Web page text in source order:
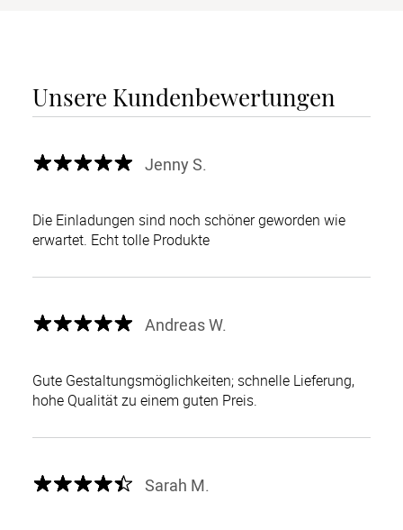
Unsere Kundenbewertungen
Jenny S.
Die Einladungen sind noch schöner geworden wie
erwartet. Echt tolle Produkte
Andreas W.
Gute Gestaltungsmöglichkeiten; schnelle Lieferung,
hohe Qualität zu einem guten Preis.
Sarah M.